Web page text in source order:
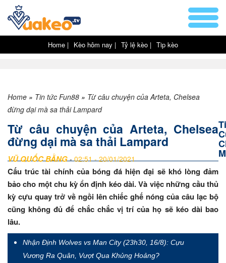
Home | Kèo hôm nay | Tỷ lệ kèo | Tip kèo
Home » Tin tức Fun88 » Từ câu chuyện của Arteta, Chelsea
đừng dại mà sa thải Lampard
Từ câu chuyện của Arteta, Chelsea
đừng dại mà sa thải Lampard
VŨ QUỐC BẰNG-02:51 - 20/01/2021
Cấu trúc tài chính của bóng đá hiện đại sẽ khó lòng đảm
bảo cho một chu kỳ ổn định kéo dài. Và việc những cầu thủ
kỳ cựu quay trở về ngồi lên chiếc ghế nóng của câu lạc bộ
cũng không đủ để chắc chắc vị trí của họ sẽ kéo dài bao
lâu.
Nhận Định Wolves vs Man City (23h30, 16/8): Cựu
Vương Ra Quân, Vượt Qua Khủng Hoảng?